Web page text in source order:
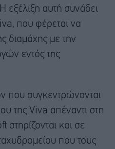
αυτή συνάδει
που φέρεται να
διαμάχης με την
εντός της
που συγκεντρώνονται
της Viva απέναντι στη
στηρίζονται και σε
που τους